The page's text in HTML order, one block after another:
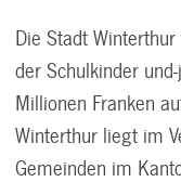
Die Stadt
der Schulkinder
Millionen Franken
Winterthur liegt im
Gemeinden im